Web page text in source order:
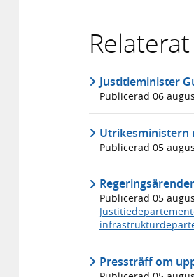
Relaterat
Justitieminister
Publicerad 06
Utrikesministern
Publicerad 05
Publicerad 05
Pressträff om